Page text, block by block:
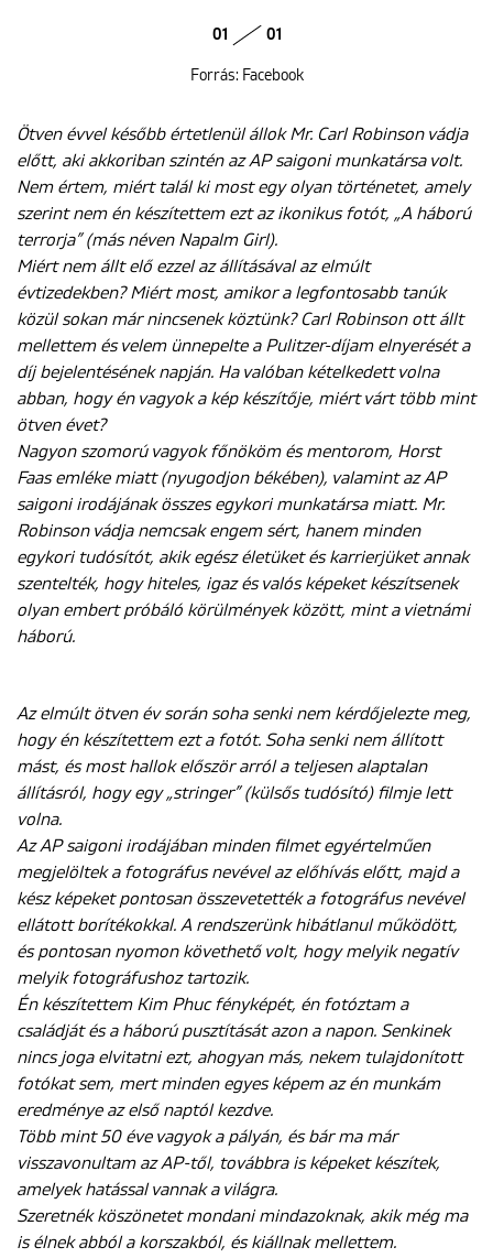
01 01
Forrás: Facebook
Ötven évvel később értetlenül állok Mr. Carl Robinson vádja
előtt, aki akkoriban szintén az AP saigoni munkatársa volt.
Nem értem, miért talál ki most egy olyan történetet, amely
szerint nem én készítettem ezt az ikonikus fotót, „A háború
terrorja” (más néven Napalm Girl).
Miért nem állt elő ezzel az állításával az elmúlt
évtizedekben? Miért most, amikor a legfontosabb tanúk
közül sokan már nincsenek köztünk? Carl Robinson ott állt
mellettem és velem ünnepelte a Pulitzer-díjam elnyerését a
díj bejelentésének napján. Ha valóban kételkedett volna
abban, hogy én vagyok a kép készítője, miért várt több mint
ötven évet?
Nagyon szomorú vagyok főnököm és mentorom, Horst
Faas emléke miatt (nyugodjon békében), valamint az AP
saigoni irodájának összes egykori munkatársa miatt. Mr.
Robinson vádja nemcsak engem sért, hanem minden
egykori tudósítót, akik egész életüket és karrierjüket annak
szentelték, hogy hiteles, igaz és valós képeket készítsenek
olyan embert próbáló körülmények között, mint a vietnámi
háború.
Az elmúlt ötven év során soha senki nem kérdőjelezte meg,
hogy én készítettem ezt a fotót. Soha senki nem állított
mást, és most hallok először arról a teljesen alaptalan
állításról, hogy egy „stringer” (külsős tudósító) filmje lett
volna.
Az AP saigoni irodájában minden filmet egyértelműen
megjelöltek a fotográfus nevével az előhívás előtt, majd a
kész képeket pontosan összevetették a fotográfus nevével
ellátott borítékokkal. A rendszerünk hibátlanul működött,
és pontosan nyomon követhető volt, hogy melyik negatív
melyik fotográfushoz tartozik.
Én készítettem Kim Phuc fényképét, én fotóztam a
családját és a háború pusztítását azon a napon. Senkinek
nincs joga elvitatni ezt, ahogyan más, nekem tulajdonított
fotókat sem, mert minden egyes képem az én munkám
eredménye az első naptól kezdve.
Több mint 50 éve vagyok a pályán, és bár ma már
visszavonultam az AP-től, továbbra is képeket készítek,
amelyek hatással vannak a világra.
Szeretnék köszönetet mondani mindazoknak, akik még ma
is élnek abból a korszakból, és kiállnak mellettem.